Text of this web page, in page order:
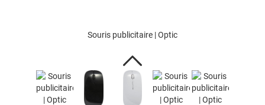
Souris publicitaire | Optic